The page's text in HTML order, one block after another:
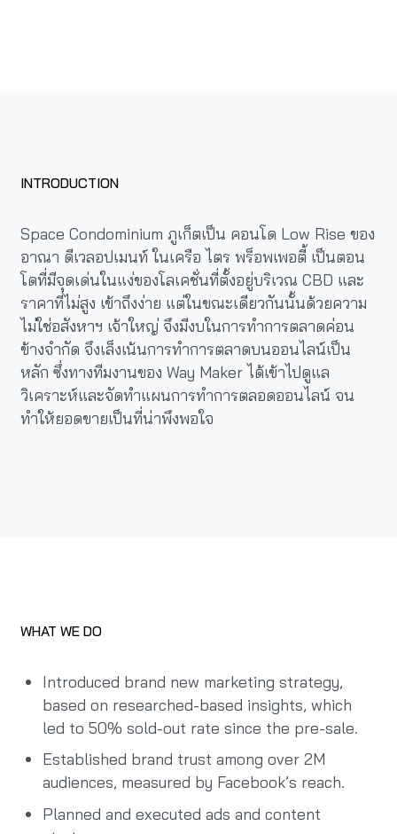
INTRODUCTION
Space Condominium ภูเก็ตเป็น คอนโด Low Rise ของ
อาณา ดีเวลอปเมนท์ ในเครือ ไตร พร็อพเพอตี้ เป็นตอน
โดที่มีจุดเด่นในแง่ของโลเคชั่นที่ตั้งอยู่บริเวณ CBD และ
ราคาที่ไม่สูง เข้าถึงง่าย แต่ในขณะเดียวกันนั้นด้วยความ
ไม่ใช่อสังหาฯ เจ้าใหญ่ จึงมีงบในการทำการตลาดค่อน
ข้างจำกัด จึงเล็งเน้นการทำการตลาดบนออนไลน์เป็น
หลัก ซึ่งทางทีมงานของ Way Maker ได้เข้าไปดูแล
วิเคราะห์และจัดทำแผนการทำการตลอดออนไลน์ จน
ทำให้ยอดขายเป็นที่น่าพึงพอใจ
WHAT WE DO
Introduced brand new marketing strategy,
based on researched-based insights, which
led to 50% sold-out rate since the pre-sale.
Established brand trust among over 2M
audiences, measured by Facebook’s reach.
Planned and executed ads and content